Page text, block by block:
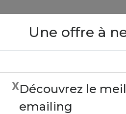
Close
Une offre à
XDécouvrez le
emailing